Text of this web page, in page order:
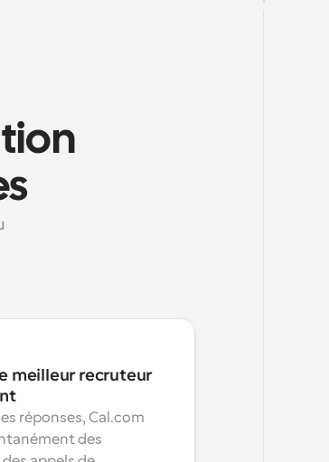
meilleur recruteur
réponses, Cal.com
des